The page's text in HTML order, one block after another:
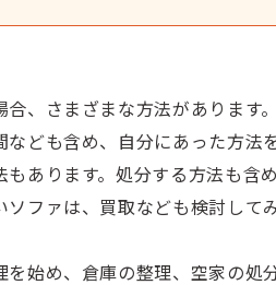
、さまざまな方法があります
ども含め、自分にあった方法
あります。処分する方法も含
ファは、買取なども検討して
を始め、倉庫の整理、空家の